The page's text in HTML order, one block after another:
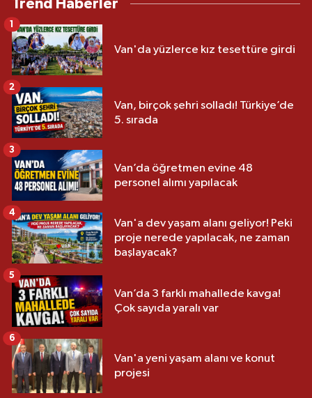
Trend Haberler
Van'da yüzlerce kız tesettüre girdi
1
Van, birçok şehri solladı! Türkiye’de
5. sırada
2
Van’da öğretmen evine 48
personel alımı yapılacak
3
Van'a dev yaşam alanı geliyor! Peki
proje nerede yapılacak, ne zaman
başlayacak?
4
Van’da 3 farklı mahallede kavga!
Çok sayıda yaralı var
5
Van'a yeni yaşam alanı ve konut
projesi
6